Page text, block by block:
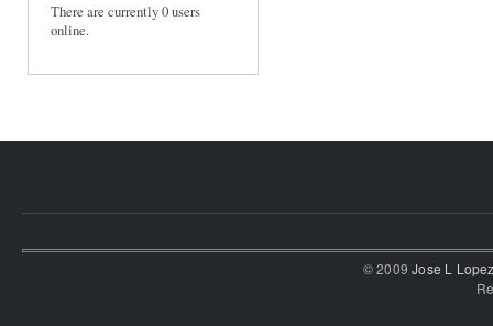
There are currently 0 users
online.
© 2009Jose L